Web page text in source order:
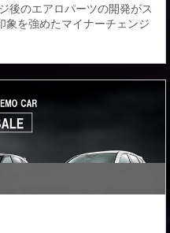
後のエアロパーツの開発がス
象を強めたマイナーチェンジ
ルにそれを強調する縦基調
にない迫力を醸し出し、カ
グとなった新型アルファー
ドの上質な佇まいをさらに引
カスタマイズを是非...